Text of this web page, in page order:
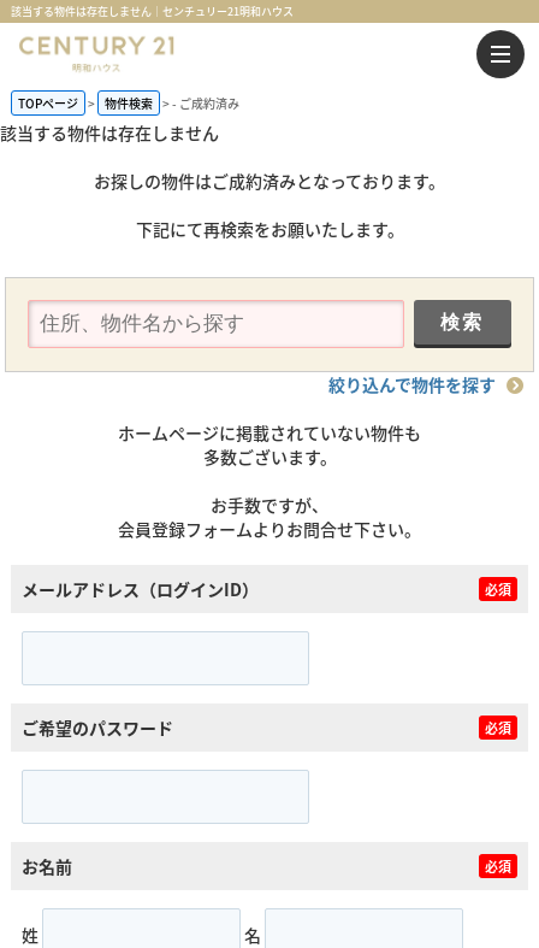
該当する物件は存在しません｜センチュリー21明和ハウス
TOPページ 物件検索 - ご成約済み
該当する物件は存在しません
お探しの物件はご成約済みとなっております。
下記にて再検索をお願いたします。
絞り込んで物件を探す
ホームページに掲載されていない物件も
多数ございます。
お手数ですが、
会員登録フォームよりお問合せ下さい。
メールアドレス（ログインID） 必須
ご希望のパスワード 必須
お名前 必須
姓 名